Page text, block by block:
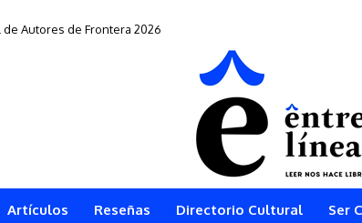
Autores de Frontera 2026
“1950” vuelve al teatro arequipeño
Artículos Reseñas Directorio Cultural Ser